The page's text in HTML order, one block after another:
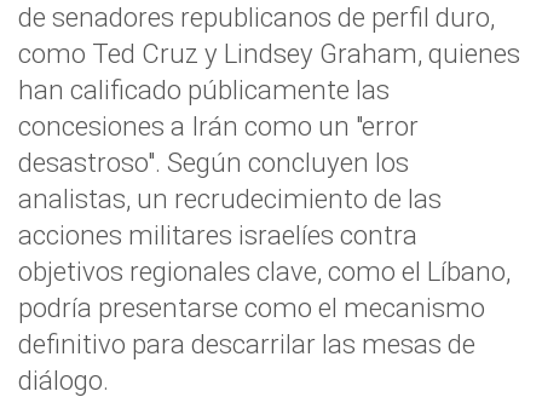
de senadores republicanos de perfil duro,
como Ted Cruz y Lindsey Graham, quienes
han calificado públicamente las
concesiones a Irán como un "error
desastroso". Según concluyen los
analistas, un recrudecimiento de las
acciones militares israelíes contra
objetivos regionales clave, como el Líbano,
podría presentarse como el mecanismo
definitivo para descarrilar las mesas de
diálogo.